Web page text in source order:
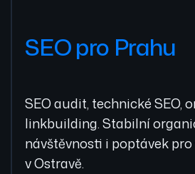
SEO pro Prahu
SEO audit, technické SEO,
linkbuilding. Stabilní
návštěvnosti i poptávek
v Ostravě.